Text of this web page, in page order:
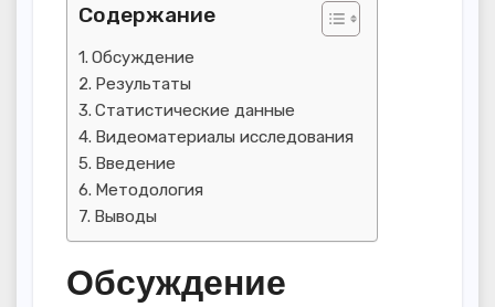
Содержание
Обсуждение
Результаты
Статистические данные
Видеоматериалы исследования
Введение
Методология
Выводы
Обсуждение